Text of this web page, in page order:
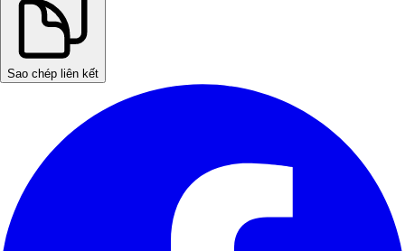
Sao chép liên kết